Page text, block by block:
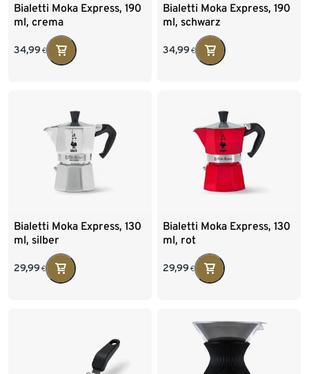
Bialetti Moka Express, 190
ml, crema
34,99 €
Bialetti Moka Express, 190
ml, schwarz
34,99 €
Bialetti Moka Express, 130
ml, silber
29,99 €
Bialetti Moka Express, 130
ml, rot
29,99 €